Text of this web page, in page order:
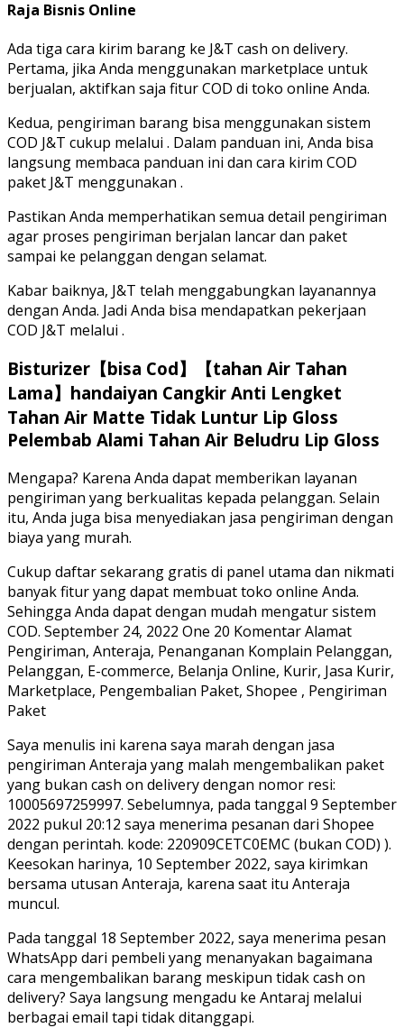
Raja Bisnis Online
Ada tiga cara kirim barang ke J&T cash on delivery.
Pertama, jika Anda menggunakan marketplace untuk
berjualan, aktifkan saja fitur COD di toko online Anda.
Kedua, pengiriman barang bisa menggunakan sistem
COD J&T cukup melalui . Dalam panduan ini, Anda bisa
langsung membaca panduan ini dan cara kirim COD
paket J&T menggunakan .
Pastikan Anda memperhatikan semua detail pengiriman
agar proses pengiriman berjalan lancar dan paket
sampai ke pelanggan dengan selamat.
Kabar baiknya, J&T telah menggabungkan layanannya
dengan Anda. Jadi Anda bisa mendapatkan pekerjaan
COD J&T melalui .
Bisturizer【bisa Cod】【tahan Air Tahan
Lama】handaiyan Cangkir Anti Lengket
Tahan Air Matte Tidak Luntur Lip Gloss
Pelembab Alami Tahan Air Beludru Lip Gloss
Mengapa? Karena Anda dapat memberikan layanan
pengiriman yang berkualitas kepada pelanggan. Selain
itu, Anda juga bisa menyediakan jasa pengiriman dengan
biaya yang murah.
Cukup daftar sekarang gratis di panel utama dan nikmati
banyak fitur yang dapat membuat toko online Anda.
Sehingga Anda dapat dengan mudah mengatur sistem
COD. September 24, 2022 One 20 Komentar Alamat
Pengiriman, Anteraja, Penanganan Komplain Pelanggan,
Pelanggan, E-commerce, Belanja Online, Kurir, Jasa Kurir,
Marketplace, Pengembalian Paket, Shopee , Pengiriman
Paket
Saya menulis ini karena saya marah dengan jasa
pengiriman Anteraja yang malah mengembalikan paket
yang bukan cash on delivery dengan nomor resi:
10005697259997. Sebelumnya, pada tanggal 9 September
2022 pukul 20:12 saya menerima pesanan dari Shopee
dengan perintah. kode: 220909CETC0EMC (bukan COD) ).
Keesokan harinya, 10 September 2022, saya kirimkan
bersama utusan Anteraja, karena saat itu Anteraja
muncul.
Pada tanggal 18 September 2022, saya menerima pesan
WhatsApp dari pembeli yang menanyakan bagaimana
cara mengembalikan barang meskipun tidak cash on
delivery? Saya langsung mengadu ke Antaraj melalui
berbagai email tapi tidak ditanggapi.